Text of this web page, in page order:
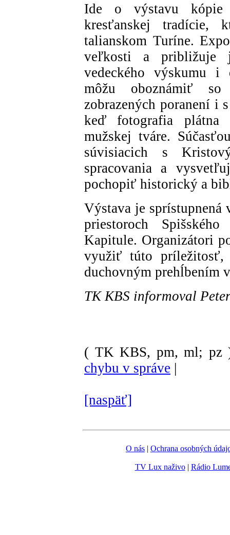
Ide o výstavu kópie
kresťanskej tradície,
talianskom Turíne.
veľkosti a približuje
vedeckého výskumu i
môžu oboznámiť so
zobrazených poranení i
keď fotografia plátna
mužskej tváre.
súvisiacich s
spracovania a
pochopiť historický a
Výstava je sprístupnená
priestoroch
Kapitule. Organizátori
využiť túto príležitosť,
duchovným prehĺbením
TK KBS informoval
( TK KBS, pm, ml; pz
chybu v správe |
[naspäť]
O nás | Ochrana osobných
TV Lux naživo| Rádio